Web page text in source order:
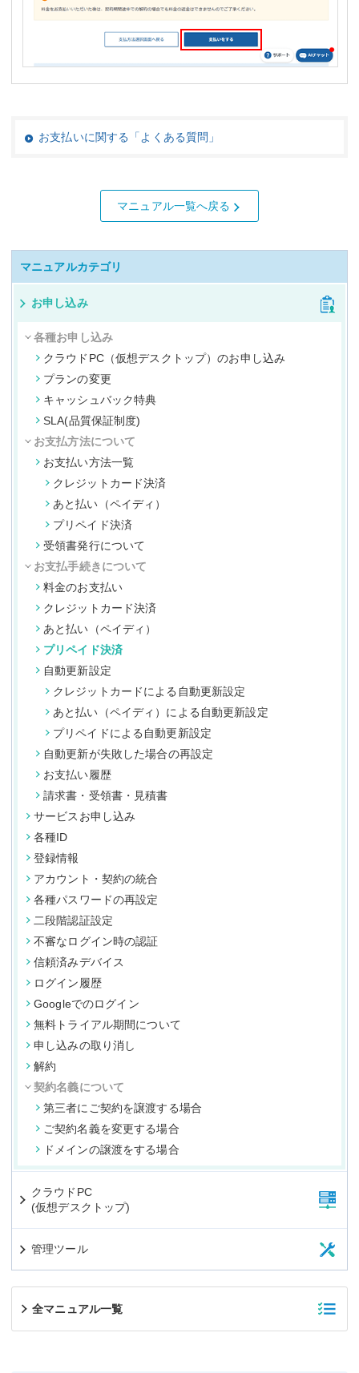
お支払いに関する「よくある質問」
マニュアル一覧へ戻る
マニュアルカテゴリ
お申し込み
各種お申し込み
クラウドPC（仮想デスクトップ）のお申し込み
プランの変更
キャッシュバック特典
SLA(品質保証制度)
お支払方法について
お支払い方法一覧
クレジットカード決済
あと払い（ペイディ）
プリペイド決済
受領書発行について
お支払手続きについて
料金のお支払い
クレジットカード決済
あと払い（ペイディ）
プリペイド決済
自動更新設定
クレジットカードによる自動更新設定
あと払い（ペイディ）による自動更新設定
プリペイドによる自動更新設定
自動更新が失敗した場合の再設定
お支払い履歴
請求書・受領書・見積書
サービスお申し込み
各種ID
登録情報
アカウント・契約の統合
各種パスワードの再設定
二段階認証設定
不審なログイン時の認証
信頼済みデバイス
ログイン履歴
Googleでのログイン
無料トライアル期間について
申し込みの取り消し
解約
契約名義について
第三者にご契約を譲渡する場合
ご契約名義を変更する場合
ドメインの譲渡をする場合
クラウドPC
(仮想デスクトップ)
管理ツール
全マニュアル一覧